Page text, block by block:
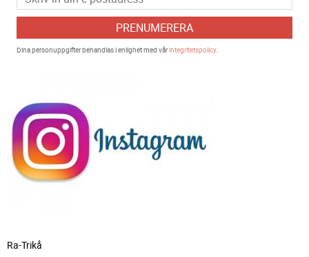
PRENUMERERA
Dina personuppgifter behandlas i enlighet med vårintegritetspolicy.
Ra-Trikå